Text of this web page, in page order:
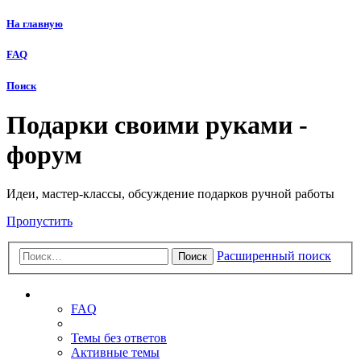
На главную
FAQ
Поиск
Подарки своими руками -
форум
Идеи, мастер-классы, обсуждение подарков ручной работы
Пропустить
Поиск Расширенный поиск
FAQ
Темы без ответов
Активные темы